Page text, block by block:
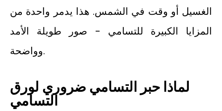
الغسيل أو وقت في الشمس. هذا يدمر واحدة من
المزايا الكبيرة للتسامي - صور طويلة الأمد
وواضحة.
لماذا حبر التسامي ضروري لورق
التسامي